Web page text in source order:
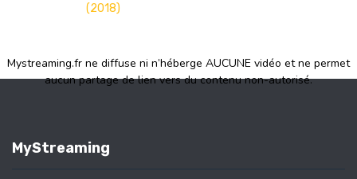
(2018)
Mystreaming.fr ne diffuse ni n’héberge AUCUNE vidéo et ne permet
aucun partage de lien vers du contenu non-autorisé.
MyStreaming